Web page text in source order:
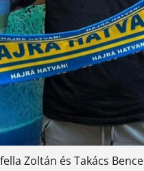
Zoltán és Takács Bence